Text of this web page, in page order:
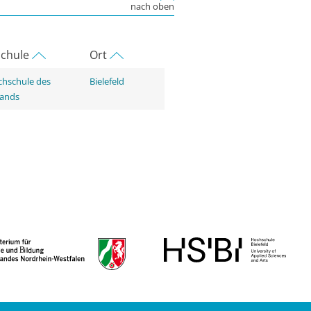
nach oben
Ort
des
Bielefeld